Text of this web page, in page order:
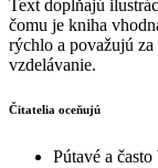
Text dopĺňajú
čomu je kniha
rýchlo a považujú
vzdelávanie.
Čitatelia oceňujú
Pútavé a